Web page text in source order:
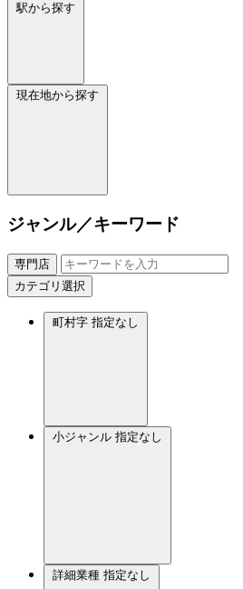
駅から探す
現在地から探す
ジャンル／キーワード
専門店
カテゴリ選択
町村字 指定なし
小ジャンル 指定なし
詳細業種 指定なし